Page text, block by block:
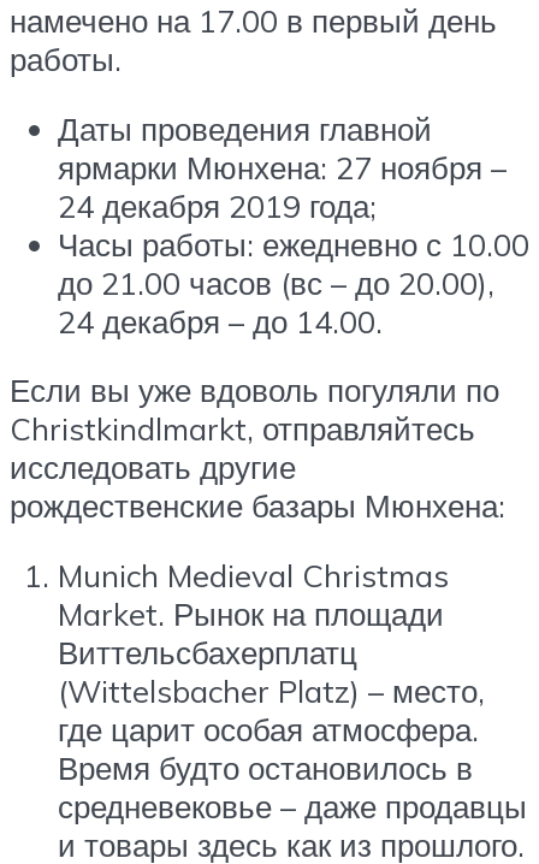
намечено на 17.00 в первый день
работы.
Даты проведения главной
ярмарки Мюнхена: 27 ноября –
24 декабря 2019 года;
Часы работы: ежедневно с 10.00
до 21.00 часов (вс – до 20.00),
24 декабря – до 14.00.
Если вы уже вдоволь погуляли по
Christkindlmarkt, отправляйтесь
исследовать другие
рождественские базары Мюнхена:
Munich Medieval Christmas
Market. Рынок на площади
Виттельсбахерплатц
(Wittelsbacher Platz) – место,
где царит особая атмосфера.
Время будто остановилось в
средневековье – даже продавцы
и товары здесь как из прошлого.